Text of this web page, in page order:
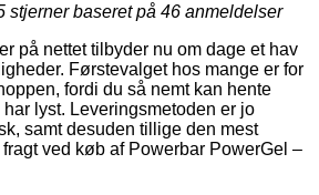
stjerner baseret på 46 anmeldelser
på nettet tilbyder nu om dage et hav
Førstevalget hos mange er for
fordi du så nemt kan hente
lyst. Leveringsmetoden er jo
samt desuden tillige den mest
ved køb af Powerbar PowerGel –